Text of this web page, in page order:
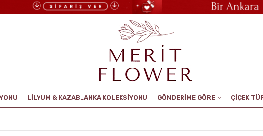
LİLYUM & KAZABLANKA KOLEKSİYONU GÖNDERİME GÖRE ÇİÇEK